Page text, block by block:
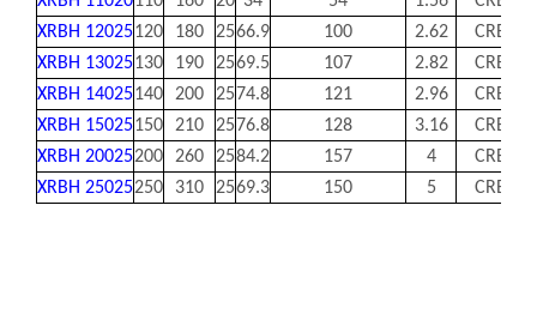
XRBH 12025120 180 2566.9 100 2.62
XRBH 13025130 190 2569.5 107 2.82
XRBH 14025140 200 2574.8 121 2.96
XRBH 15025150 210 2576.8 128 3.16
XRBH 20025200 260 2584.2 157 4
XRBH 25025250 310 2569.3 150 5